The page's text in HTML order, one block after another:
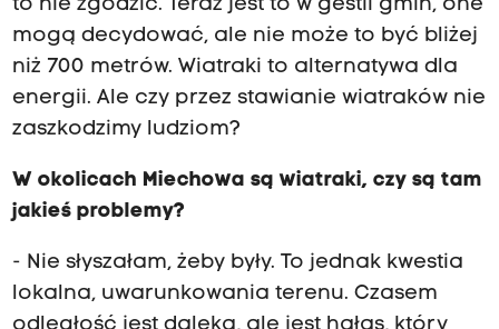
to nie zgodzić. Teraz jest to w gestii gmin, one
mogą decydować, ale nie może to być bliżej
niż 700 metrów. Wiatraki to alternatywa dla
energii. Ale czy przez stawianie wiatraków nie
zaszkodzimy ludziom?
W okolicach Miechowa są wiatraki, czy są tam
jakieś problemy?
- Nie słyszałam, żeby były. To jednak kwestia
lokalna, uwarunkowania terenu. Czasem